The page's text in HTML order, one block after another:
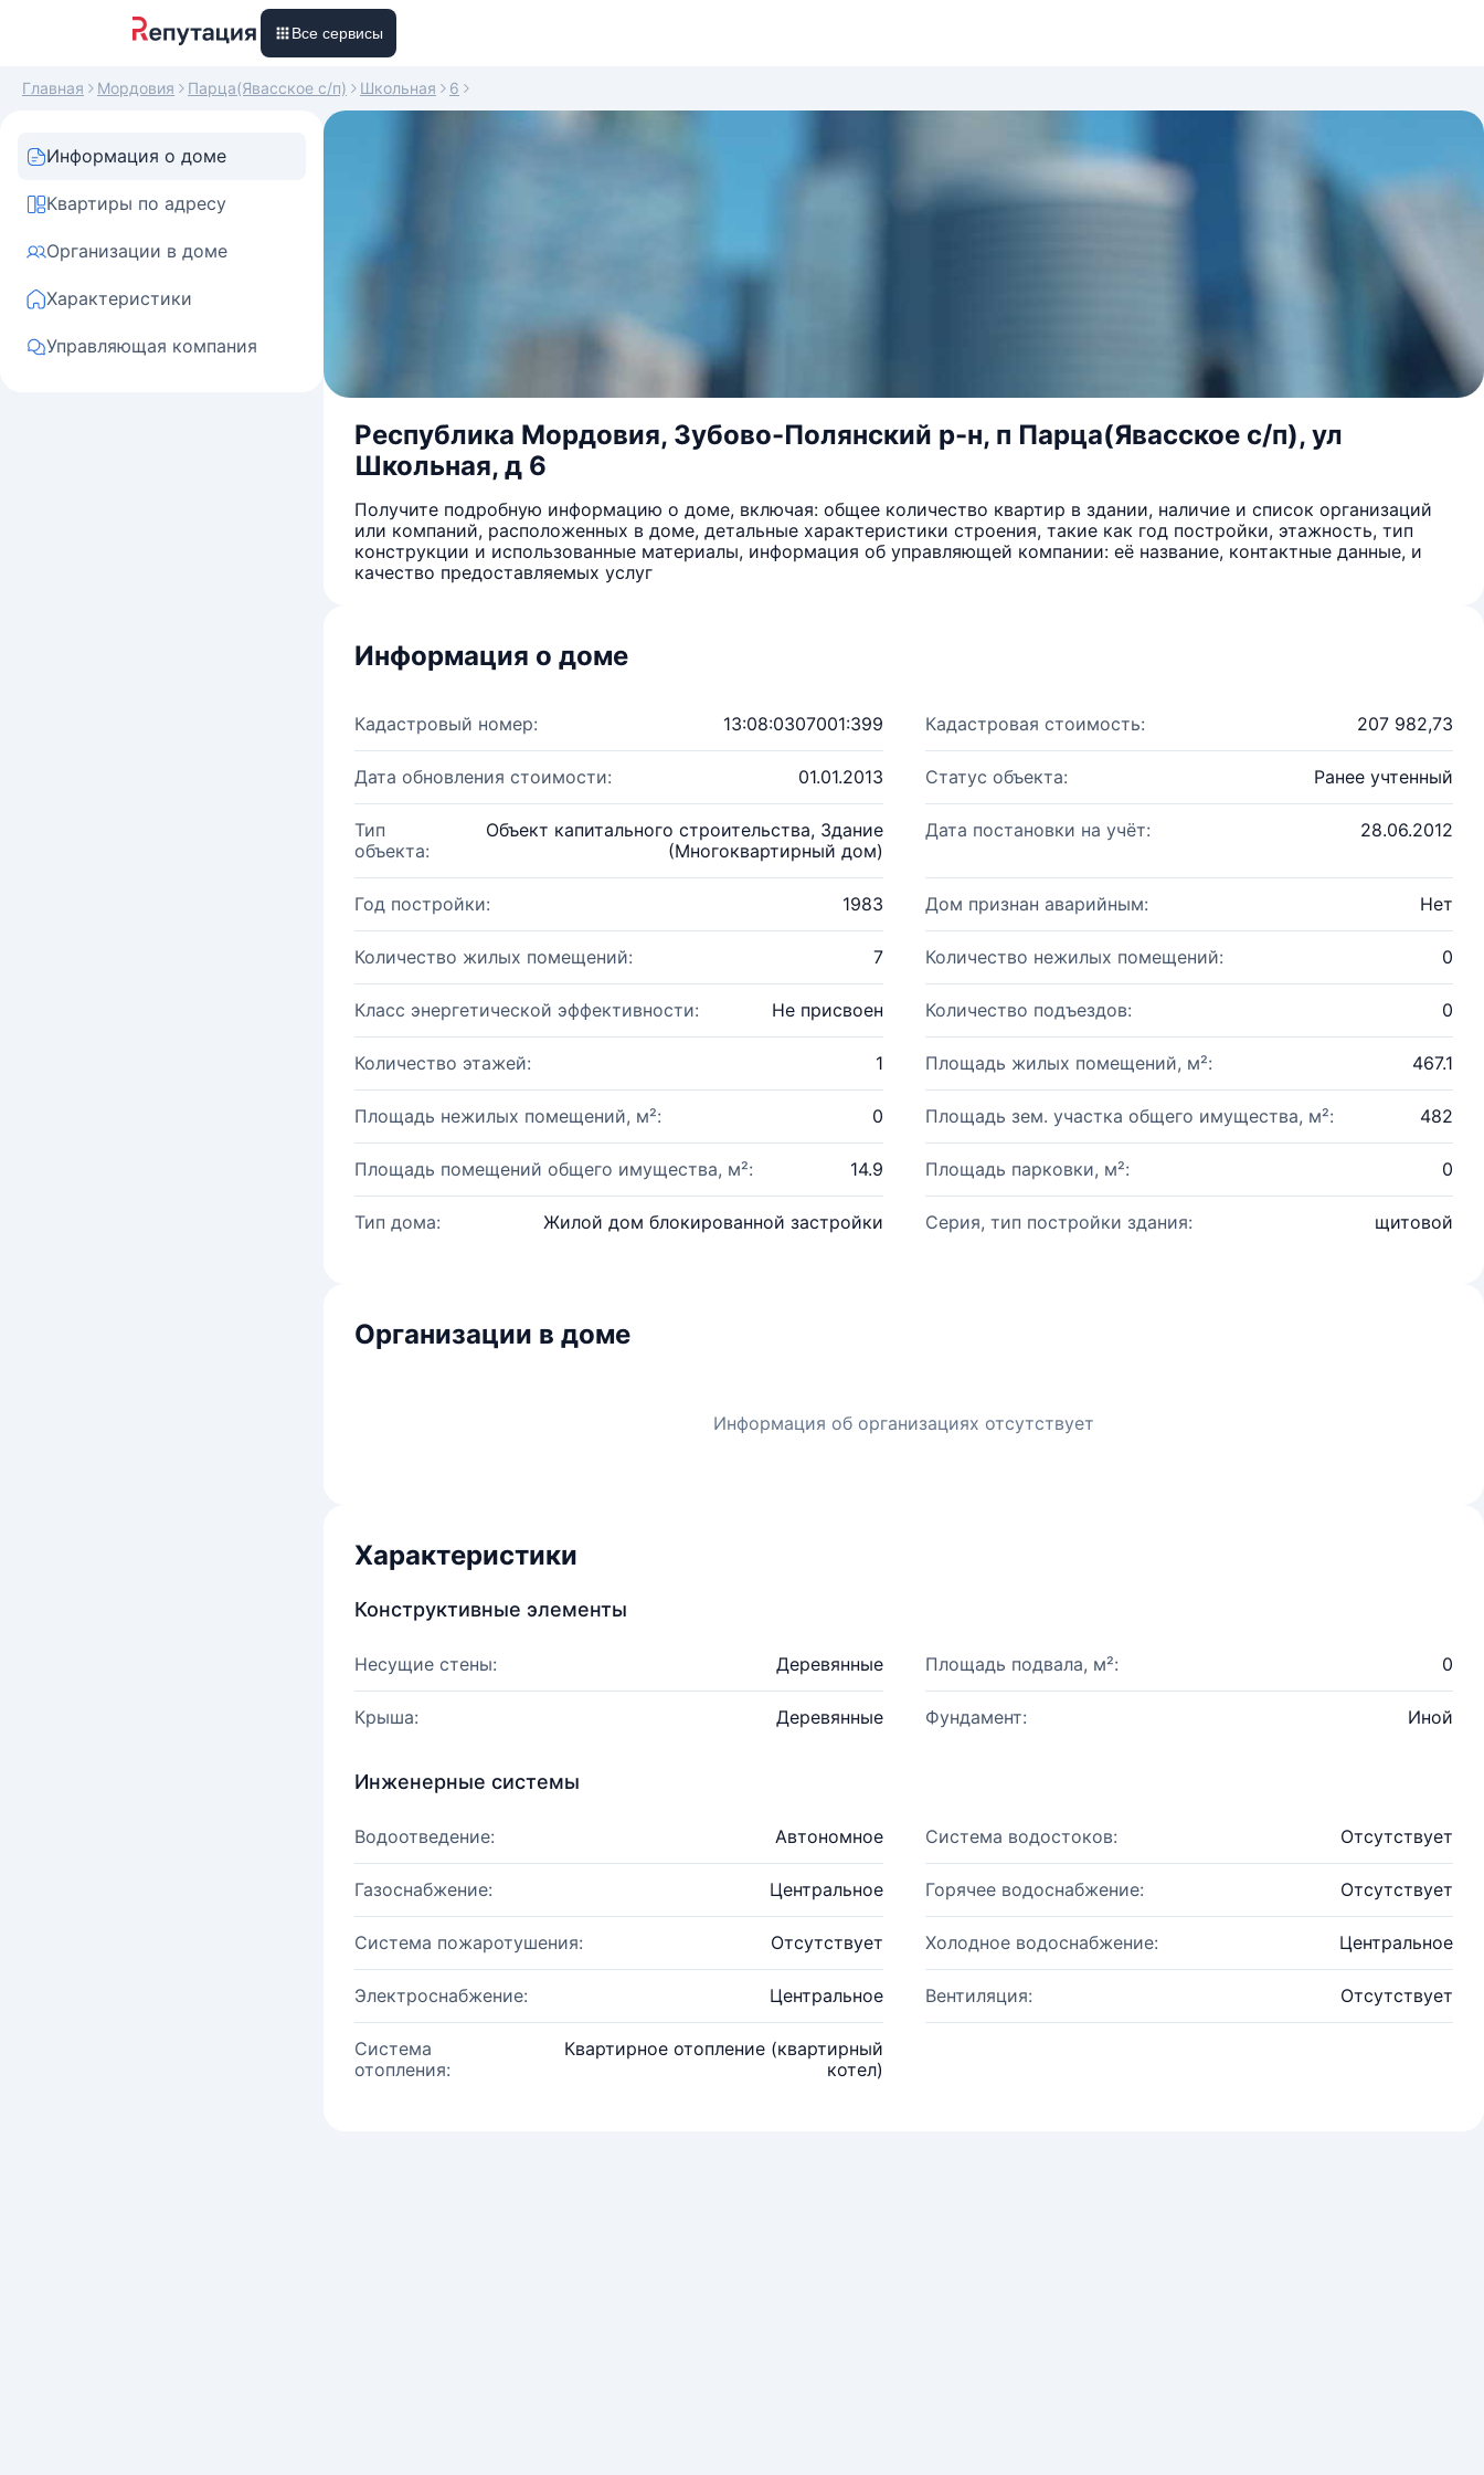
Все сервисы
Главная Мордовия Парца(Явасское с/п) Школьная 6
Информация о доме
Квартиры по адресу
Организации в доме
Характеристики
Управляющая компания
Республика Мордовия, Зубово-Полянский р-н, п Парца(Явасское с/п), ул
Школьная, д 6
Получите подробную информацию о доме, включая: общее количество квартир в здании, наличие и список организаций
или компаний, расположенных в доме, детальные характеристики строения, такие как год постройки, этажность, тип
конструкции и использованные материалы, информация об управляющей компании: её название, контактные данные, и
качество предоставляемых услуг
Информация о доме
Кадастровый номер: 13:08:0307001:399 Кадастровая стоимость: 207 982,73
Дата обновления стоимости: 01.01.2013 Статус объекта: Ранее учтенный
Тип
объекта:
Объект капитального строительства, Здание
(Многоквартирный дом)
Дата постановки на учёт: 28.06.2012
Год постройки: 1983 Дом признан аварийным: Нет
Количество жилых помещений: 7 Количество нежилых помещений: 0
Класс энергетической эффективности: Не присвоен Количество подъездов: 0
Количество этажей: 1 Площадь жилых помещений, м²: 467.1
Площадь нежилых помещений, м²: 0 Площадь зем. участка общего имущества, м²: 482
Площадь помещений общего имущества, м²: 14.9 Площадь парковки, м²: 0
Тип дома: Жилой дом блокированной застройки Серия, тип постройки здания: щитовой
Организации в доме
Информация об организациях отсутствует
Характеристики
Конструктивные элементы
Несущие стены: Деревянные Площадь подвала, м²: 0
Крыша: Деревянные Фундамент: Иной
Инженерные системы
Водоотведение: Автономное Система водостоков: Отсутствует
Газоснабжение: Центральное Горячее водоснабжение: Отсутствует
Система пожаротушения: Отсутствует Холодное водоснабжение: Центральное
Электроснабжение: Центральное Вентиляция: Отсутствует
Система
отопления:
Квартирное отопление (квартирный
котел)